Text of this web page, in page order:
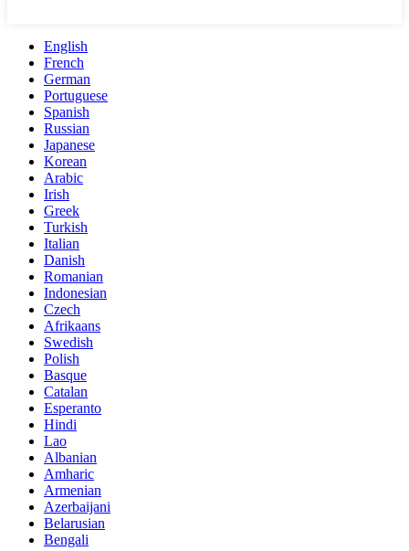
English
French
German
Portuguese
Spanish
Russian
Japanese
Korean
Arabic
Irish
Greek
Turkish
Italian
Danish
Romanian
Indonesian
Czech
Afrikaans
Swedish
Polish
Basque
Catalan
Esperanto
Hindi
Lao
Albanian
Amharic
Armenian
Azerbaijani
Belarusian
Bengali